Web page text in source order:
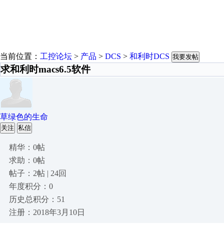
当前位置： 工控论坛 > 产品 > DCS > 和利时DCS 我要发帖
求和利时macs6.5软件
草绿色的生命
关注 私信
精华：0帖
求助：0帖
帖子：2帖 | 24回
年度积分：0
历史总积分：51
注册：2018年3月10日